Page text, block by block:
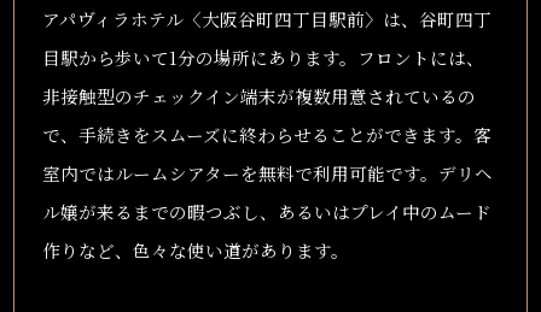
アパヴィラホテル〈大阪谷町四丁目駅前〉は、谷町四丁
目駅から歩いて1分の場所にあります。フロントには、
非接触型のチェックイン端末が複数用意されているの
で、手続きをスムーズに終わらせることができます。客
室内ではルームシアターを無料で利用可能です。デリヘ
ル嬢が来るまでの暇つぶし、あるいはプレイ中のムード
作りなど、色々な使い道があります。